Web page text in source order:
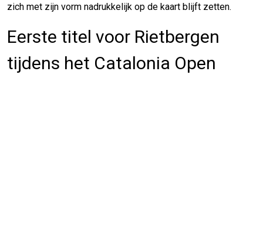
zich met zijn vorm nadrukkelijk op de kaart blijft zetten.
Eerste titel voor Rietbergen
tijdens het Catalonia Open